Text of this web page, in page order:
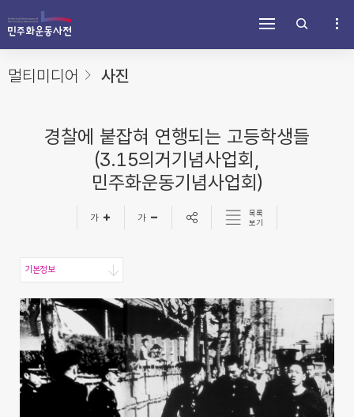
메
뉴
바
로
용
바
로
가
단
바
로
가멀티미디어 사진
경찰에 붙잡혀 연행되는 고등학생들
(3.15의거기념사업회,
민주화운동기념사업회)
목록
보기
기본정보